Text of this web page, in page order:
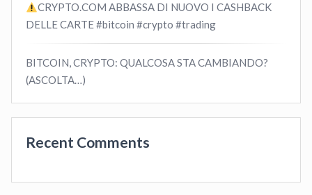
CRYPTO.COM ABBASSA DI NUOVO I CASHBACK
DELLE CARTE #bitcoin #crypto #trading
BITCOIN, CRYPTO: QUALCOSA STA CAMBIANDO?
(ASCOLTA…)
Recent Comments